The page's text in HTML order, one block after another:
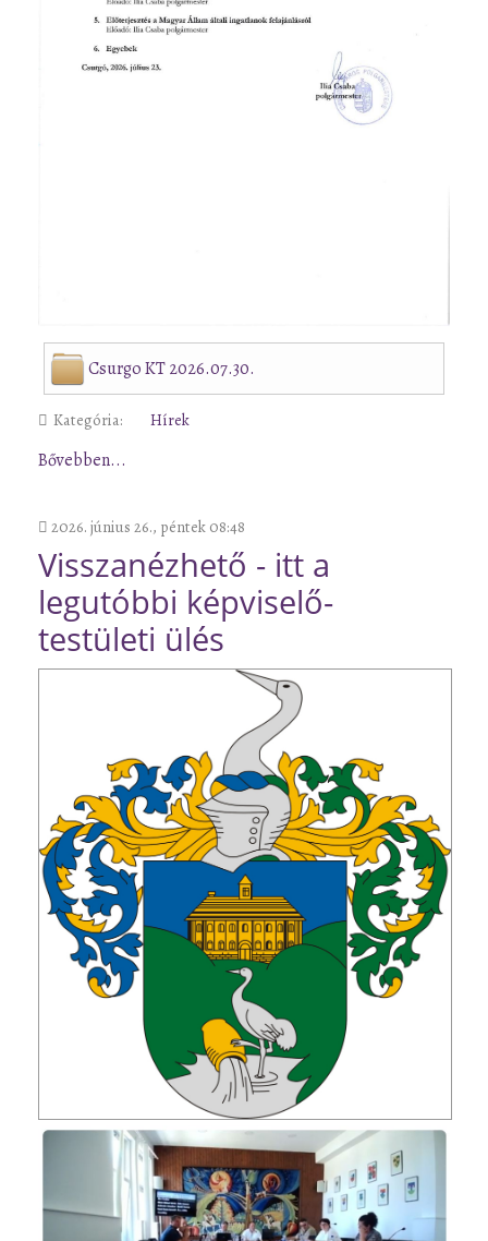
Csurgo KT 2026.07.30.
Kategória: Hírek
Bővebben...
2026. június 26., péntek 08:48
Visszanézhető - itt a
legutóbbi képviselő-
testületi ülés